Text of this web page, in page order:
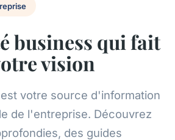
business qui fait
vision
votre source d'information
de l'entreprise. Découvrez
des guides